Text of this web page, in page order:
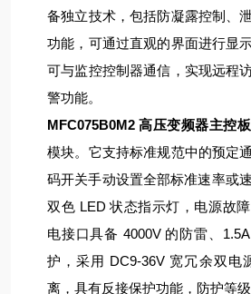
备独立技术，包括防凝露控制、
功能，可通过直观的界面进行显
可与监控控制器通信，实现远程
警功能。
MFC075B0M2 高压变频器主控板
模块。它支持标准规范中的预定
码开关手动设置全部标准速率或
双色 LED 状态指示灯，电源故
电接口具备 4000V 的防雷、
护，采用 DC9-36V 宽冗余双电
离，具有反接保护功能，防护等